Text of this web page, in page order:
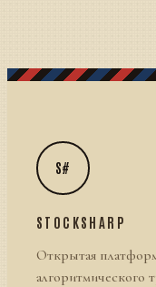
S#
STOCKSHARP
Открытая
алгоритмического